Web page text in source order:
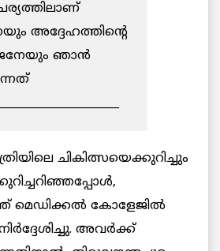
അദ്ദേഹത്തിന്റെ
ഞാന്‍
ചികിത്സയെക്കുറിച്ചും
മെഡിക്കല്‍ കോളേജില്‍
അവര്‍ക്ക്